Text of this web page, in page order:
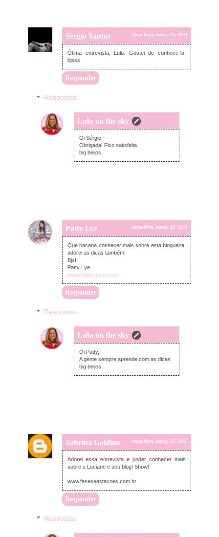
Sérgio Santos sexta-feira, março 25, 2016
Ótima entrevista, Lulu. Gostei de conhece-la.
bjsss
Responder
Respostas
Lulu on the sky
sexta-feira, março 25, 2016
Oi Sérgio
Obrigada! Fico satisfeita
big beijos
Patty Lye sexta-feira, março 25, 2016
Que bacana conhecer mais sobre esta blogueira,
adorei as dicas também!
Bjs!
Patty Lye
www.PattyLye.com.br
Responder
Respostas
Lulu on the sky
sexta-feira, março 25, 2016
Oi Patty,
A gente sempre aprende com as dicas
big beijos
Sabrina Galdino sexta-feira, março 25, 2016
Adorei essa entrevista e poder conhecer mais
sobre a Luciane e seu blog! Show!
www.faseseestacoes.com.br
Responder
Respostas